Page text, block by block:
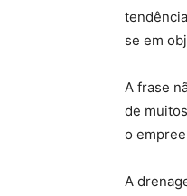
se em
A frase
de
o
A